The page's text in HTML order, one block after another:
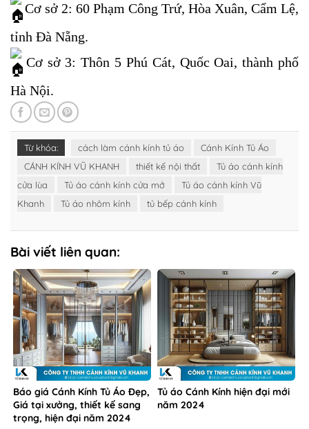
Cơ sở 2: 60 Phạm Công Trứ, Hòa Xuân, Cẩm Lệ,
tỉnh Đà Nẵng.
Cơ sở 3: Thôn 5 Phú Cát, Quốc Oai, thành phố
Hà Nội.
Từ khóa: cách làm cánh kính tủ áo
Cánh Kính Tủ Áo
CÁNH KÍNH VŨ KHANH
thiết kế nội thất
Tủ áo cánh kính
cửa lùa
Tủ áo cánh kính cửa mở
Tủ áo cánh kính Vũ
Khanh
Tủ áo nhôm kính tủ bếp cánh kính
Bài viết liên quan:
Báo giá Cánh Kính Tủ Áo Đẹp,
Giá tại xưởng, thiết kế sang
trọng, hiện đại năm 2024
Tủ áo Cánh Kính hiện đại mới
năm 2024